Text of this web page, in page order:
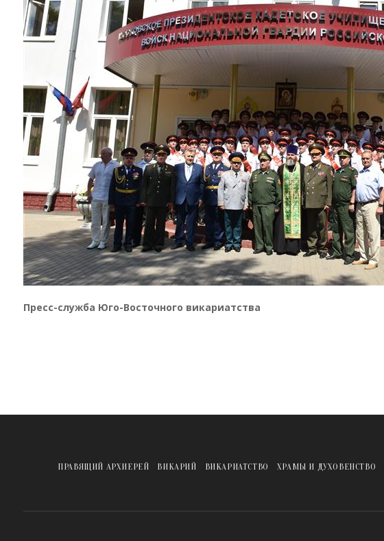
Пресс-служба Юго-Восточного викариатства
ПРАВЯЩИЙ АРХИЕРЕЙ ВИКАРИЙ ВИКАРИАТСТВО ХРАМЫ И ДУХОВЕНСТВО